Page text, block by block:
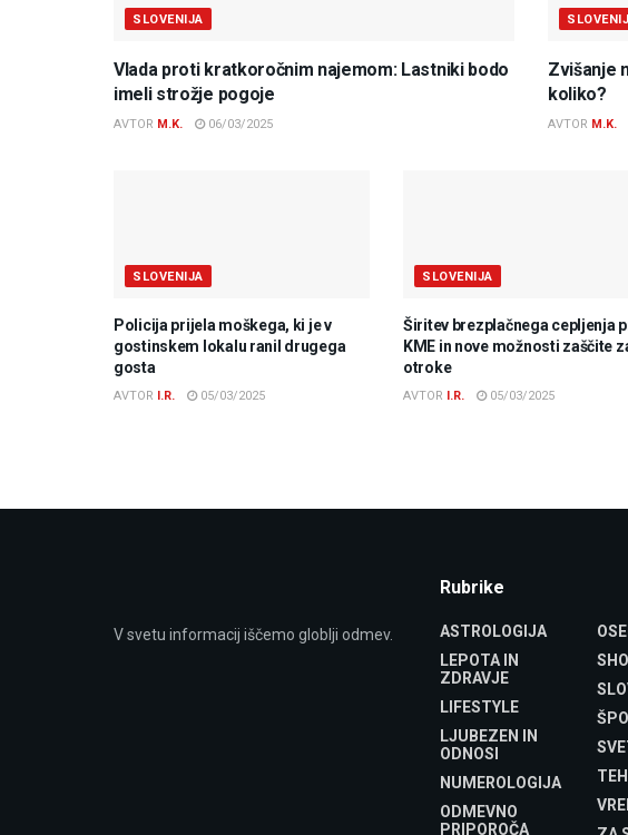
SLOVENIJA
Vlada proti kratkoročnim najemom: Lastniki bodo
imeli strožje pogoje
AVTOR M.K. 06/03/2025
Zvišanje
koliko?
AVTOR M.K.
SLOVENIJA
Policija prijela moškega, ki je v
gostinskem lokalu ranil drugega
gosta
AVTOR I.R. 05/03/2025
SLOVENIJA
Širitev brezplačnega cepljenja
KME in nove možnosti zaščite
otroke
AVTOR I.R. 05/03/2025
V svetu informacij iščemo globlji odmev.
Rubrike
ASTROLOGIJA
LEPOTA IN
ZDRAVJE
LIFESTYLE
LJUBEZEN IN
ODNOSI
NUMEROLOGIJA
ODMEVNO
PRIPOROČA